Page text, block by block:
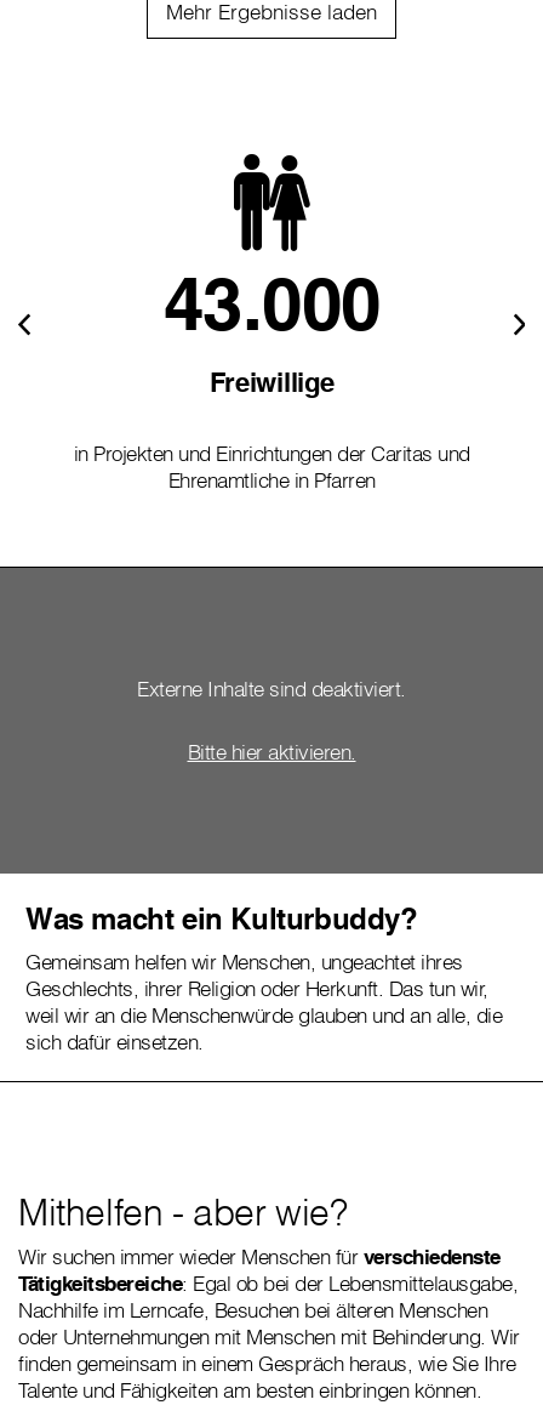
Mehr Ergebnisse laden
43.000
Freiwillige
in Projekten und Einrichtungen der Caritas und
Ehrenamtliche in Pfarren
Externe Inhalte sind deaktiviert.
Bitte hier aktivieren.
Was macht ein Kulturbuddy?
Gemeinsam helfen wir Menschen, ungeachtet ihres
Geschlechts, ihrer Religion oder Herkunft. Das tun wir,
weil wir an die Menschenwürde glauben und an alle, die
sich dafür einsetzen.
Mithelfen - aber wie?
Wir suchen immer wieder Menschen fürverschiedenste
Tätigkeitsbereiche: Egal ob bei der Lebensmittelausgabe,
Nachhilfe im Lerncafe, Besuchen bei älteren Menschen
oder Unternehmungen mit Menschen mit Behinderung. Wir
finden gemeinsam in einem Gespräch heraus, wie Sie Ihre
Talente und Fähigkeiten am besten einbringen können.